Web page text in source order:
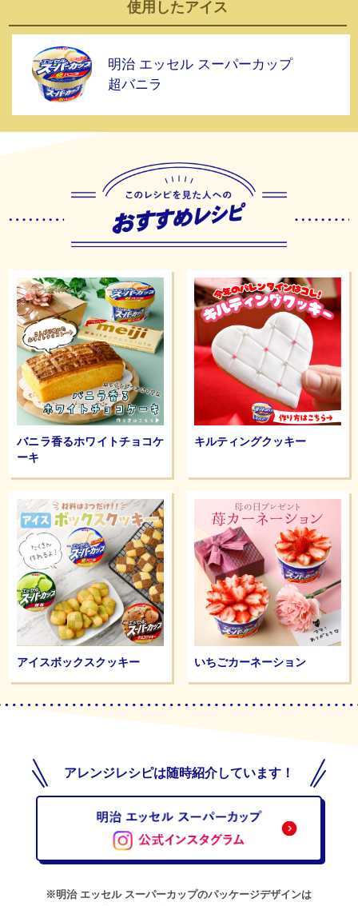
使用したアイス
明治 エッセル スーパーカップ
超バニラ
バニラ香るホワイトチョコケ
ーキ
キルティングクッキー
アイスボックスクッキー いちごカーネーション
アレンジレシピは随時紹介しています！
※明治 エッセル スーパーカップのパッケージデザインは